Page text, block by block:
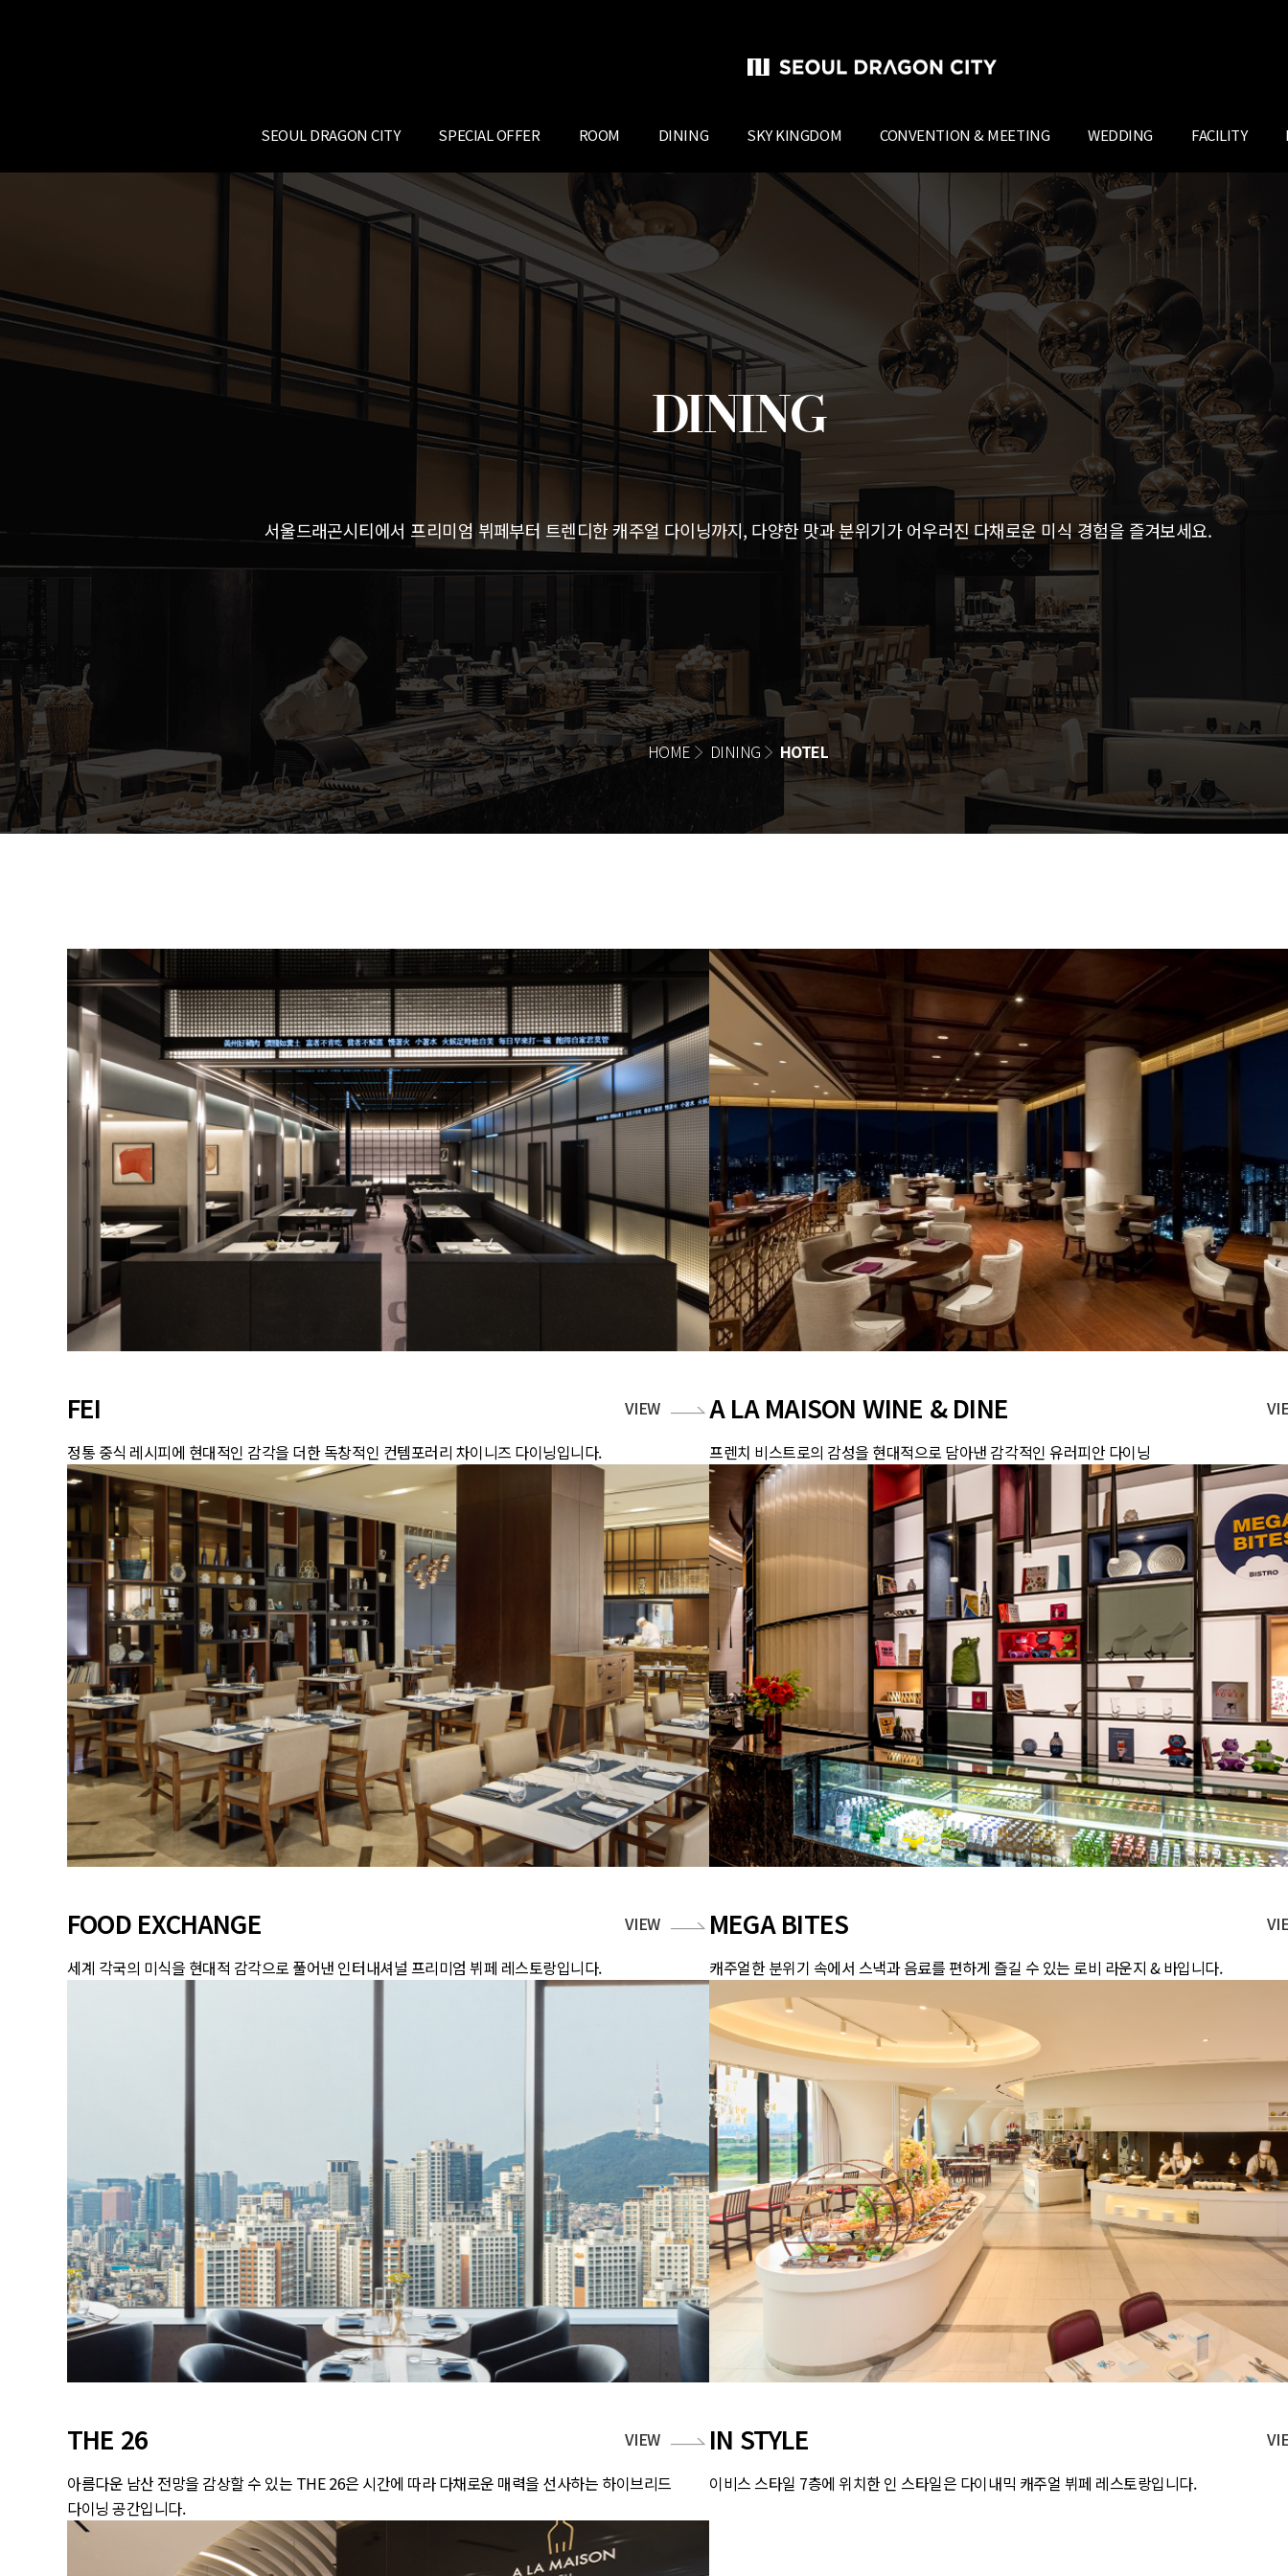
SEOUL DRAGON CITY SPECIAL OFFER ROOM DINING SKY KINGDOM CONVENTION & MEETING WEDDING FACILITY
DINING
서울드래곤시티에서 프리미엄 뷔페부터 트렌디한 캐주얼 다이닝까지, 다양한 맛과 분위기가 어우러진 다채로운 미식 경험을 즐겨보세요.
HOME DINING HOTEL
FEI
VIEW
정통 중식 레시피에 현대적인 감각을 더한 독창적인 컨템포러리 차이니즈 다이닝입니다.
A LA MAISON WINE & DINE
프렌치 비스트로의 감성을 현대적으로 담아낸 감각적인 유러피안 다이닝
FOOD EXCHANGE
VIEW
세계 각국의 미식을 현대적 감각으로 풀어낸 인터내셔널 프리미엄 뷔페 레스토랑입니다.
MEGA BITES
캐주얼한 분위기 속에서 스낵과 음료를 편하게 즐길 수 있는 로비 라운지 & 바입니다.
THE 26
VIEW
아름다운 남산 전망을 감상할 수 있는 THE 26은 시간에 따라 다채로운 매력을 선사하는 하이브리드
다이닝 공간입니다.
IN STYLE
이비스 스타일 7층에 위치한 인 스타일은 다이내믹 캐주얼 뷔페 레스토랑입니다.